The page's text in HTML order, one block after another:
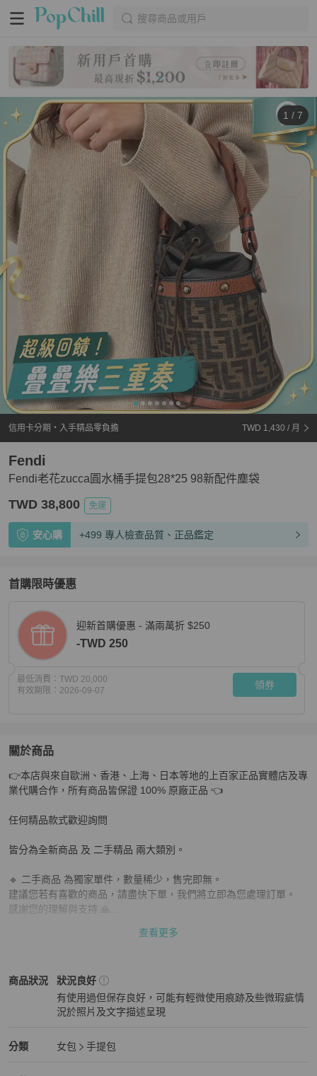
搜尋商品或用戶
1 / 7
信用卡分期・入手精品零負擔 TWD 1,430 / 月
Fendi老花zucca圓水桶手提包28*25 98新配件塵袋
Fendi
TWD 38,800 免運
安心購 +499 專人檢查品質、正品鑑定
首購限時優惠
迎新首購優惠 - 滿兩萬折 $250
-TWD 250
最低消費： TWD 20,000
有效期限： 2026-09-07 領券
關於商品
關於Fendi老花zucca圓水桶手提包28*25 98新配件塵袋商品
👉本店與來自歐洲、香港、上海、日本等地的上百家正品實體店及專
業代購合作，所有商品皆保證 100% 原廠正品 👈
任何精品款式歡迎詢問
皆分為全新商品 及 二手精品 兩大類別。
🔹 二手商品 為獨家單件，數量稀少，售完即無。
建議您若有喜歡的商品，請盡快下單，我們將立即為您處理訂單。
感謝您的理解與支持 🙏
再次感謝您的配合與體諒 🙏
💳 支援 零卡分期付款，歡迎隨時私訊洽詢！
⚠️ 注意事項：二手商品售出後恕不接受退換貨，敬請理解。
查看更多
商品狀況
Fendi女包 商品狀態與細節
狀況良好
有使用過但保存良好，可能有輕微使用痕跡及些微瑕疵情
況於照片及文字描述呈現
分類
Fendi 分類資訊
女包
手提包